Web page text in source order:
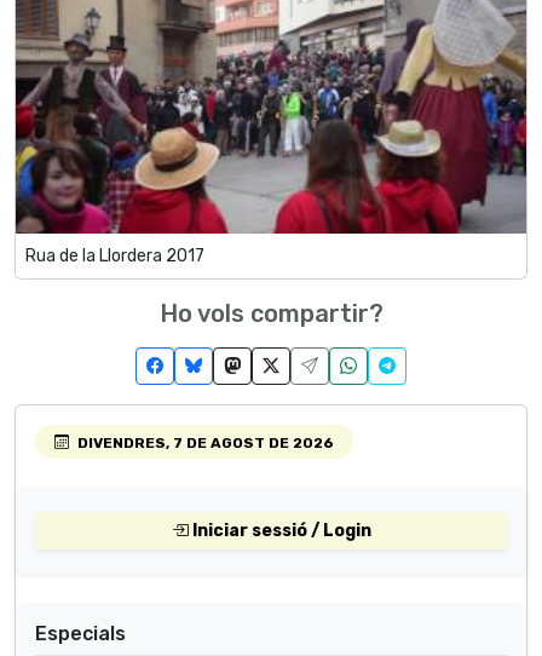
Rua de la Llordera 2017
Ho vols compartir?
DIVENDRES, 7 DE AGOST DE 2026
Iniciar sessió / Login
Especials